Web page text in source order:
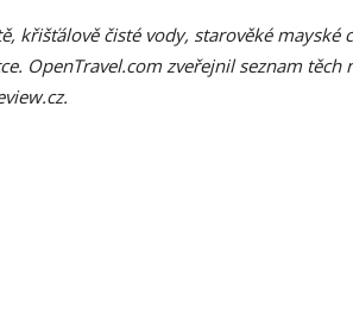
křišťálově čisté vody, starověké
OpenTravel.com zveřejnil seznam těch